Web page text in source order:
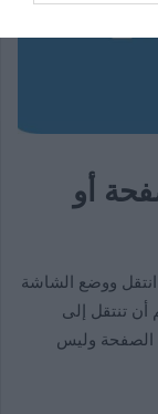
أو
ووضع الشاشة
أن تنتقل إلى
الصفحة وليس